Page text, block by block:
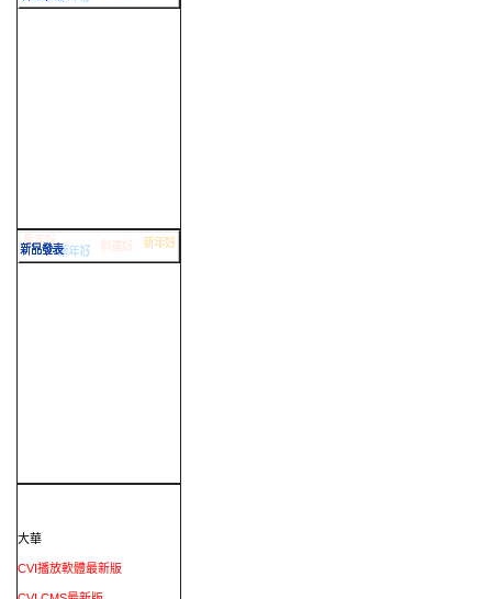
大華
CVI播放軟體最新版